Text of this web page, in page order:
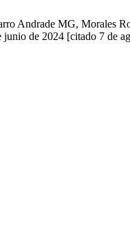
Andrade MG, Morales
de 2024 [citado 7 de